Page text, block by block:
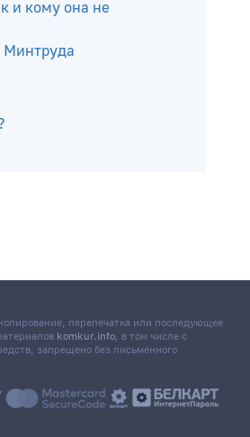
кому она не
перепечатка или последующее
komkur.info, в том числе с